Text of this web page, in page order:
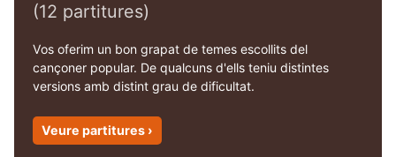
(12 partitures)
Vos oferim un bon grapat de temes escollits del
cançoner popular. De qualcuns d'ells teniu distintes
versions amb distint grau de dificultat.
Veure partitures ›